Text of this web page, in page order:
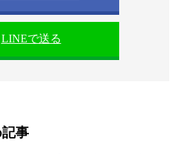
LINEで送る
事